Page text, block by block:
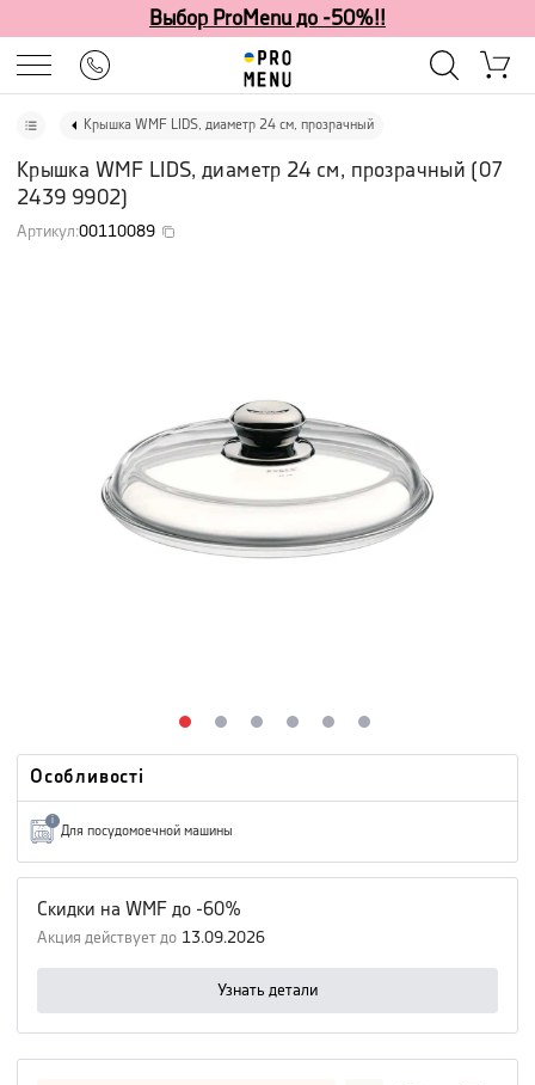
Выбор ProMenu до -50%!!
Крышка WMF LIDS, диаметр 24 см, прозрачный
Крышка WMF LIDS, диаметр 24 см, прозрачный (07
2439 9902)
Артикул:00110089
Особливості
i
Для посудомоечной машины
Скидки на WMF до -60%
Акция действует до 13.09.2026
Узнать детали